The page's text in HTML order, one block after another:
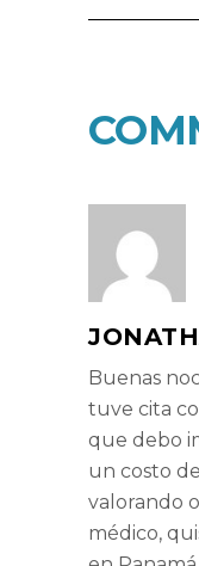
Buenas
tuve cita
que debo
un costo
valorando
médico,